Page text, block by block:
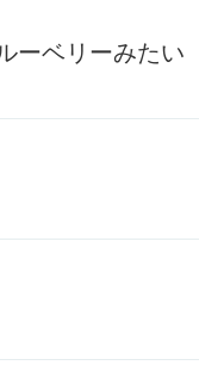
ーベリーみたい